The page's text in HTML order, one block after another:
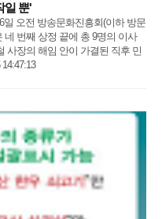
일 뿐'
오전 방송문화진흥회(이하 방문
네 번째 상정 끝에 총 9명의 이사
사장의 해임 안이 가결된 직후 민